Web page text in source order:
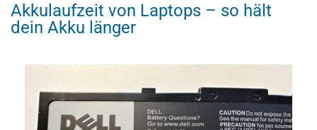
Akkulaufzeit von Laptops – so hält
dein Akku länger